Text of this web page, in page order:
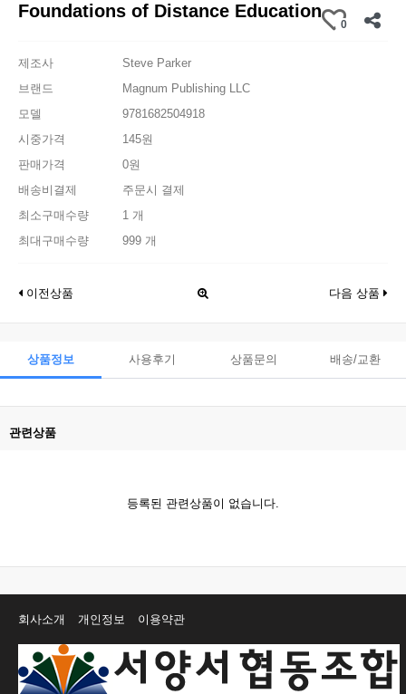
Foundations of Distance Education
0
제조사
Steve Parker
브랜드
Magnum Publishing LLC
모델
9781682504918
시중가격
145원
판매가격
0원
배송비결제
주문시 결제
최소구매수량
1 개
최대구매수량
999 개
이전상품 다음 상품
상품정보 사용후기 상품문의 배송/교환
관련상품
등록된 관련상품이 없습니다.
회사소개 개인정보 이용약관